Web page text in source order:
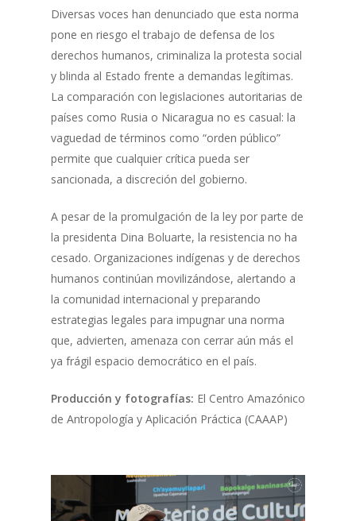
Diversas voces han denunciado que esta norma
pone en riesgo el trabajo de defensa de los
derechos humanos, criminaliza la protesta social
y blinda al Estado frente a demandas legítimas.
La comparación con legislaciones autoritarias de
países como Rusia o Nicaragua no es casual: la
vaguedad de términos como “orden público”
permite que cualquier crítica pueda ser
sancionada, a discreción del gobierno.
A pesar de la promulgación de la ley por parte de
la presidenta Dina Boluarte, la resistencia no ha
cesado. Organizaciones indígenas y de derechos
humanos continúan movilizándose, alertando a
la comunidad internacional y preparando
estrategias legales para impugnar una norma
que, advierten, amenaza con cerrar aún más el
ya frágil espacio democrático en el país.
Producción y fotografías: El Centro Amazónico
de Antropología y Aplicación Práctica (CAAAP)